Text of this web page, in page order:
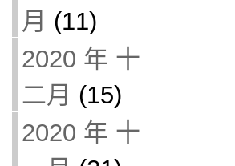
月 (11)
2020 年 十
二月 (15)
2020 年 十